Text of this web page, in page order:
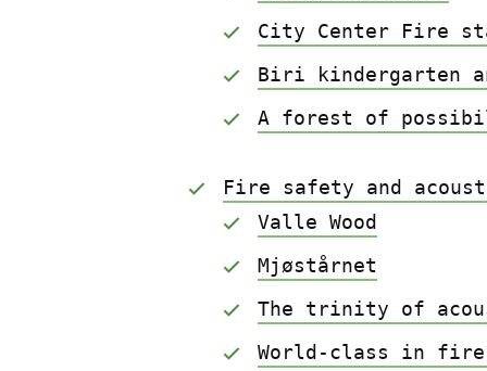
City Center Fire
Biri kindergarten
A forest of
Fire safety and
Valle Wood
Mjøstårnet
The trinity of
World-class in